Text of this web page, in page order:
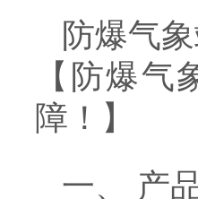
防爆气
【防爆
障！】
一、 产